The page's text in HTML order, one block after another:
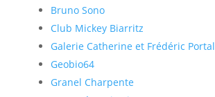
Bruno Sono
Club Mickey Biarritz
Galerie Catherine et Frédéric Portal
Geobio64
Granel Charpente